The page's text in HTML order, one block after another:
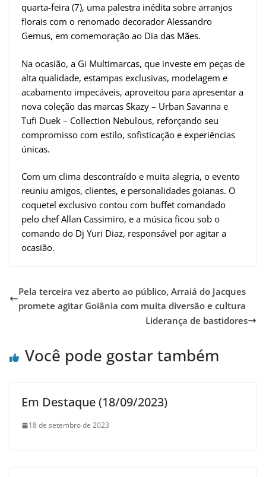
quarta-feira (7), uma palestra inédita sobre arranjos
florais com o renomado decorador Alessandro
Gemus, em comemoração ao Dia das Mães.
Na ocasião, a Gi Multimarcas, que investe em peças de
alta qualidade, estampas exclusivas, modelagem e
acabamento impecáveis, aproveitou para apresentar a
nova coleção das marcas Skazy – Urban Savanna e
Tufi Duek – Collection Nebulous, reforçando seu
compromisso com estilo, sofisticação e experiências
únicas.
Com um clima descontraído e muita alegria, o evento
reuniu amigos, clientes, e personalidades goianas. O
coquetel exclusivo contou com buffet comandado
pelo chef Allan Cassimiro, e a música ficou sob o
comando do Dj Yuri Diaz, responsável por agitar a
ocasião.
Pela terceira vez aberto ao público, Arraiá do Jacques
promete agitar Goiânia com muita diversão e cultura
Liderança de bastidores
Você pode gostar também
Em Destaque (18/09/2023)
18 de setembro de 2023